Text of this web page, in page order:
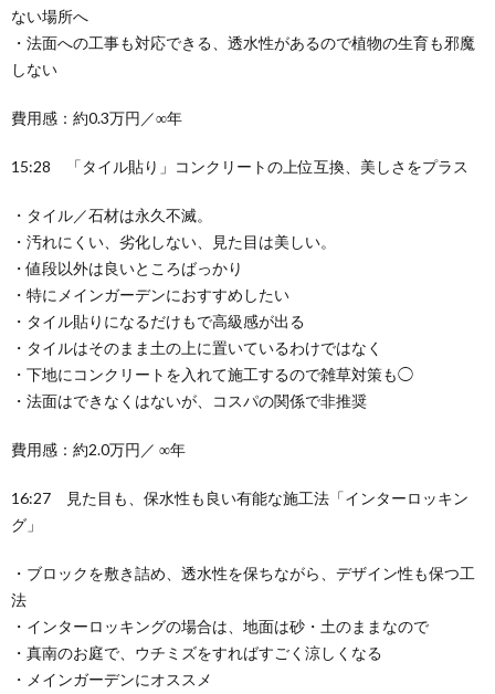
ない場所へ
・法面への工事も対応できる、透水性があるので植物の生育も邪魔
しない
費用感：約0.3万円／∞年
15:28 「タイル貼り」コンクリートの上位互換、美しさをプラス
・タイル／石材は永久不滅。
・汚れにくい、劣化しない、見た目は美しい。
・値段以外は良いところばっかり
・特にメインガーデンにおすすめしたい
・タイル貼りになるだけもで高級感が出る
・タイルはそのまま土の上に置いているわけではなく
・下地にコンクリートを入れて施工するので雑草対策も◯
・法面はできなくはないが、コスパの関係で非推奨
費用感：約2.0万円／ ∞年
16:27 見た目も、保水性も良い有能な施工法「インターロッキン
グ」
・ブロックを敷き詰め、透水性を保ちながら、デザイン性も保つ工
法
・インターロッキングの場合は、地面は砂・土のままなので
・真南のお庭で、ウチミズをすればすごく涼しくなる
・メインガーデンにオススメ